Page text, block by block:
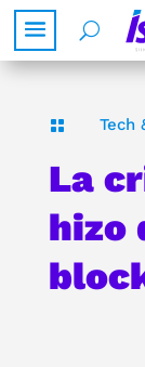
 Tech
La
hizo